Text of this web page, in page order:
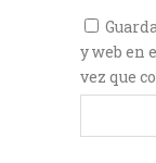
y web en
vez que